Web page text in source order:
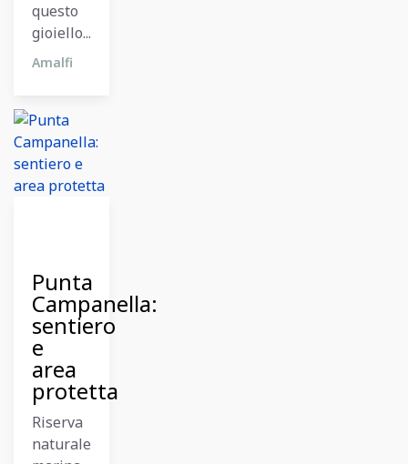
questo
gioiello...
Amalfi
Punta
Campanella:
sentiero
e
area
protetta
Riserva
naturale